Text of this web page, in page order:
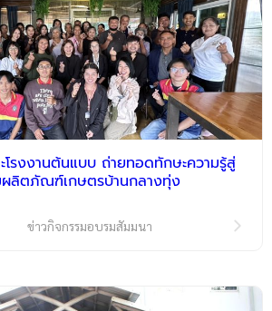
โรงงานต้นแบบ ถ่ายทอดทักษะความรู้สู่
ลิตภัณฑ์เกษตรบ้านกลางทุ่ง
ข่าวกิจกรรมอบรมสัมมนา